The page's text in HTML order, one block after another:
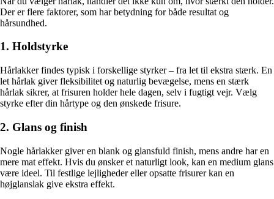
Der er flere faktorer, som har betydning for både resultat og
hårsundhed.
1. Holdstyrke
Hårlakker findes typisk i forskellige styrker – fra let til ekstra stærk. En
let hårlak giver fleksibilitet og naturlig bevægelse, mens en stærk
hårlak sikrer, at frisuren holder hele dagen, selv i fugtigt vejr. Vælg
styrke efter din hårtype og den ønskede frisure.
2. Glans og finish
Nogle hårlakker giver en blank og glansfuld finish, mens andre har en
mere mat effekt. Hvis du ønsker et naturligt look, kan en medium glans
være ideel. Til festlige lejligheder eller opsatte frisurer kan en
højglanslak give ekstra effekt.